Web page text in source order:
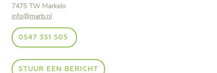
7475 TW Markelo
info@marb.nl
0547 351 505
STUUR EEN BERICHT